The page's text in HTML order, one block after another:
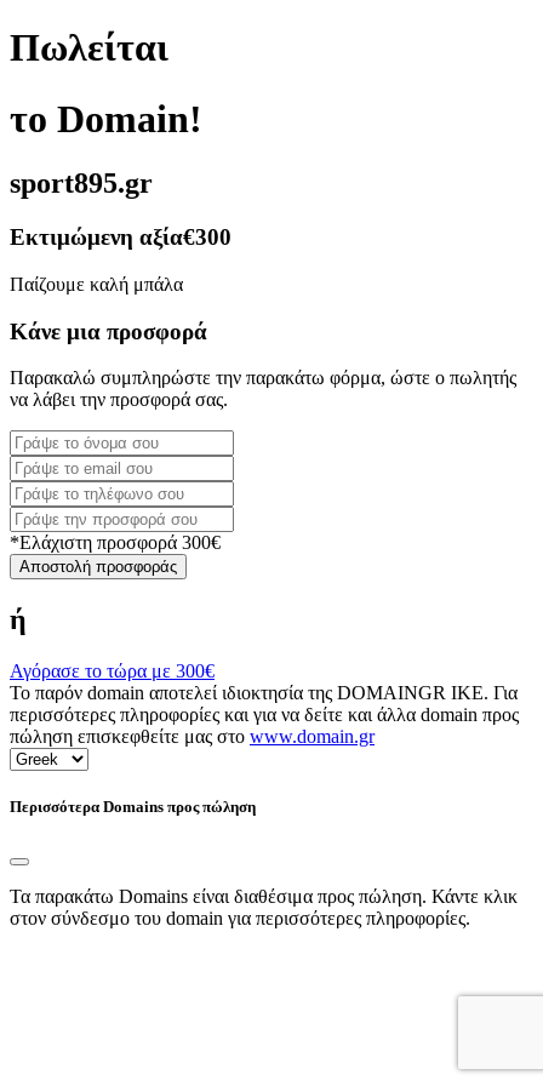
Πωλείται
το Domain!
sport895.gr
Εκτιμώμενη αξία€300
Παίζουμε καλή μπάλα
Κάνε μια προσφορά
Παρακαλώ συμπληρώστε την παρακάτω φόρμα, ώστε ο πωλητής
να λάβει την προσφορά σας.
*Ελάχιστη προσφορά 300€
Αποστολή προσφοράς
ή
Αγόρασε το τώρα με 300€
Το παρόν domain αποτελεί ιδιοκτησία της DOMAINGR ΙΚΕ. Για
περισσότερες πληροφορίες και για να δείτε και άλλα domain προς
πώληση επισκεφθείτε μας στο www.domain.gr
Περισσότερα Domains προς πώληση
Τα παρακάτω Domains είναι διαθέσιμα προς πώληση. Κάντε κλικ
στον σύνδεσμο του domain για περισσότερες πληροφορίες.